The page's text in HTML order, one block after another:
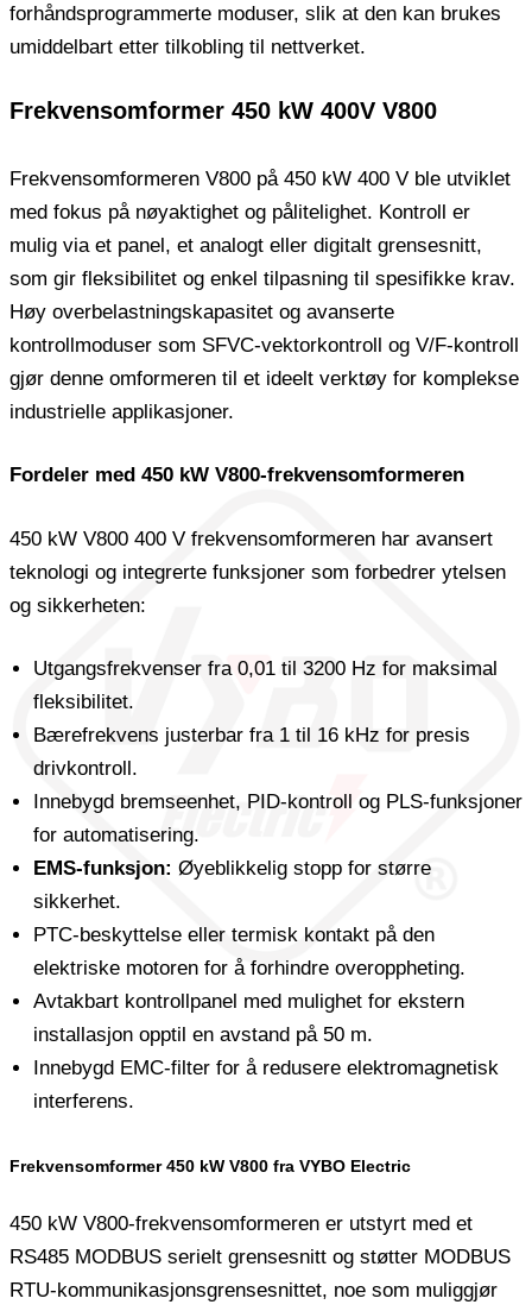
forhåndsprogrammerte moduser, slik at den kan brukes
umiddelbart etter tilkobling til nettverket.
Frekvensomformer 450 kW 400V V800
Frekvensomformeren V800 på 450 kW 400 V ble utviklet
med fokus på nøyaktighet og pålitelighet. Kontroll er
mulig via et panel, et analogt eller digitalt grensesnitt,
som gir fleksibilitet og enkel tilpasning til spesifikke krav.
Høy overbelastningskapasitet og avanserte
kontrollmoduser som SFVC-vektorkontroll og V/F-kontroll
gjør denne omformeren til et ideelt verktøy for komplekse
industrielle applikasjoner.
Fordeler med 450 kW V800-frekvensomformeren
450 kW V800 400 V frekvensomformeren har avansert
teknologi og integrerte funksjoner som forbedrer ytelsen
og sikkerheten:
Utgangsfrekvenser fra 0,01 til 3200 Hz for maksimal
fleksibilitet.
Bærefrekvens justerbar fra 1 til 16 kHz for presis
drivkontroll.
Innebygd bremseenhet, PID-kontroll og PLS-funksjoner
for automatisering.
EMS-funksjon: Øyeblikkelig stopp for større
sikkerhet.
PTC-beskyttelse eller termisk kontakt på den
elektriske motoren for å forhindre overoppheting.
Avtakbart kontrollpanel med mulighet for ekstern
installasjon opptil en avstand på 50 m.
Innebygd EMC-filter for å redusere elektromagnetisk
interferens.
Frekvensomformer 450 kW V800 fra VYBO Electric
450 kW V800-frekvensomformeren er utstyrt med et
RS485 MODBUS serielt grensesnitt og støtter MODBUS
RTU-kommunikasjonsgrensesnittet, noe som muliggjør